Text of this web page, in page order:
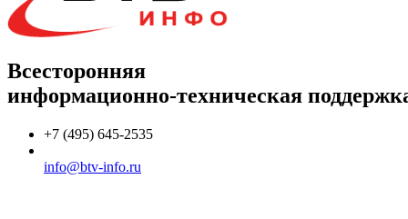
Всесторонняя
информационно-техническая
+7 (495) 645-2535
info@btv-info.ru